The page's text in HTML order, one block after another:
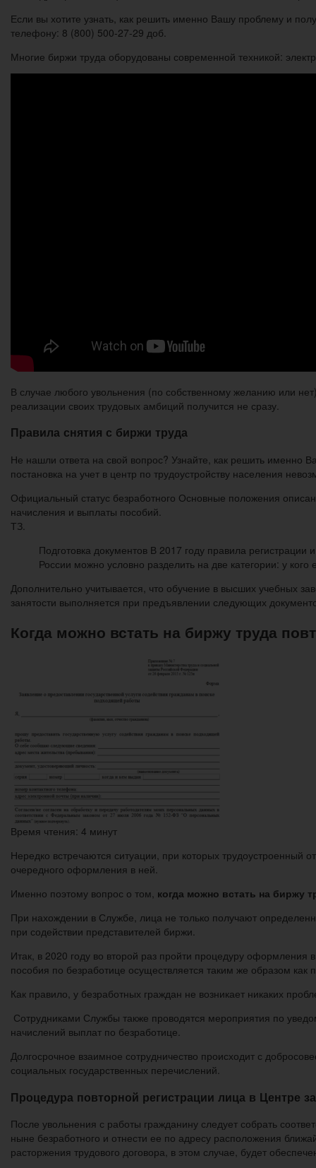
Если вы хотите узнать, как решить именно Вашу проблему и
телефону: 8 (800) 500-27-29 доб.
Многие биржи труда оборудованы современной техникой:
В случае любого увольнения (по собственному желанию или
реализации своих трудовых амбиций получится не сразу.
Правила снятия с биржи труда
Не нашли ответа на свой вопрос? Узнайте, как решить именно
постановка на учет в центр по трудоустройству населения
Официальный статус безработного Основные положения
начисления и выплаты пособий.
ТЗ.
Подготовка документов В 2017 году правила
России можно условно разделить на две категории: у
Дополнительно учитывается, что обучение в высших учебных
занятости выполняется при предъявлении следующих
Когда можно встать на биржу труда
Время чтения: 4 минут
Нередко встречаются ситуации, при которых трудоустроенный
очередного оформления в ней.
Именно поэтому вопрос о том, когда можно встать на биржу
При нахождении в Службе, лица не только получают
при содействии представителей биржи.
Итак, в 2020 году во второй раз пройти процедуру оформления
пособия по безработице осуществляется таким же образом как
Как правило, у безработных граждан не возникает никаких
Сотрудниками Службы также проводятся мероприятия по
начислений выплат по безработице.
Долгосрочное взаимное сотрудничество происходит с
социальных государственных перечислений.
Процедура повторной регистрации лица в Центре
После увольнения с работы гражданину следует собрать
ныне безработного и отнести ее по адресу расположения
расторжения трудового договора, в этом случае, будет